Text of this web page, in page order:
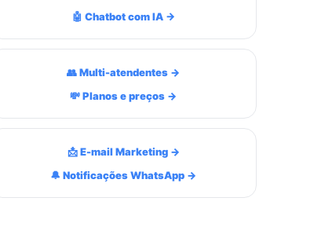
🤖 Chatbot com IA →
👥 Multi-atendentes →
💸 Planos e preços →
📩 E-mail Marketing →
🔔 Notificações WhatsApp →